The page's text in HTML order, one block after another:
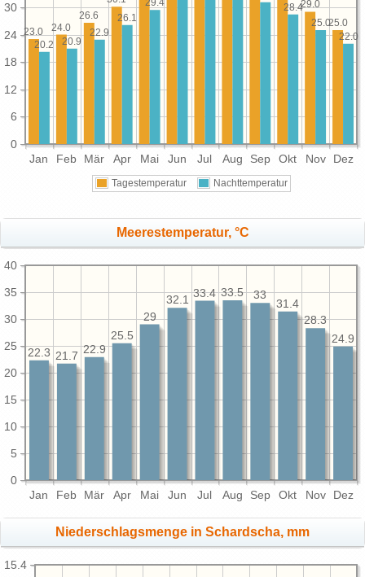
Jan Feb Mär Apr Mai Jun Jul Aug Sep Okt Nov Dez
0
6
12
18
24
30
25.0
29.0
26.6
24.0
23.0 22.0
25.0
28.4
29.4
26.1
22.9
20.9
20.2
Tagestemperatur Nachttemperatur
Meerestemperatur, °C
Jan Feb Mär Apr Mai Jun Jul Aug Sep Okt Nov Dez
0
5
10
15
20
25
30
35
40
24.9
28.3
31.4
33
33.5
33.4
32.1
29
25.5
22.9
21.7
22.3
Niederschlagsmenge in Schardscha, mm
15.4